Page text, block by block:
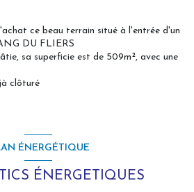
ce beau terrain situé à l'entrée d'un
DU FLIERS
sa superficie est de 509m², avec une
clôturé
ÉNERGÉTIQUE
ÉNERGETIQUES